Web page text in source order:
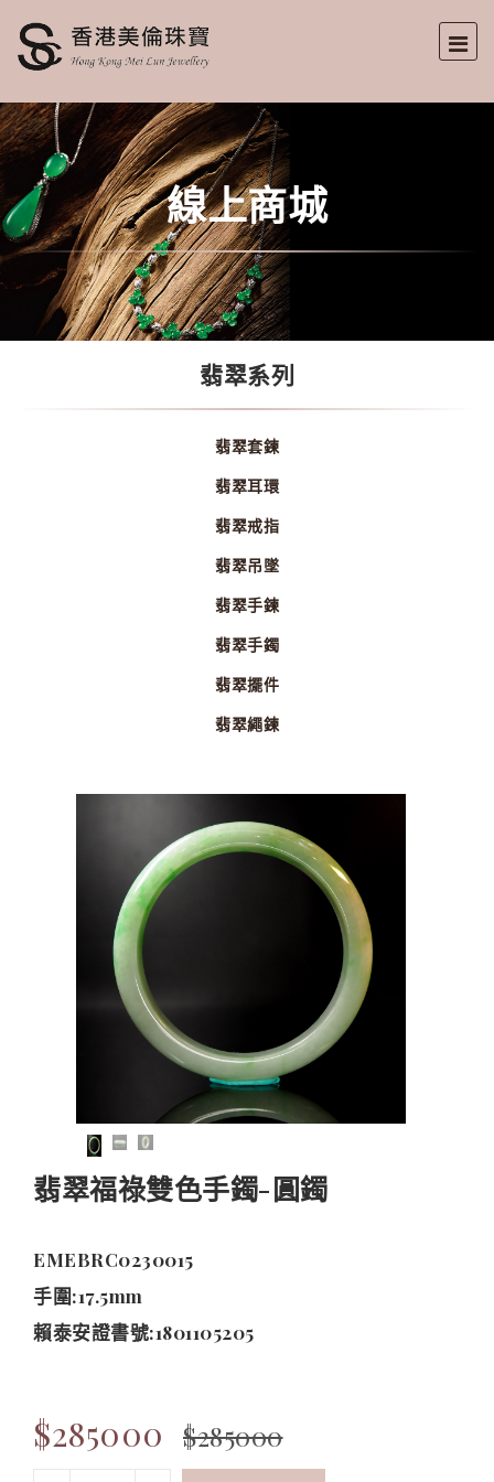
線上商城
翡翠系列
翡翠套鍊
翡翠耳環
翡翠戒指
翡翠吊墜
翡翠手鍊
翡翠手鐲
翡翠擺件
翡翠繩鍊
翡翠福祿雙色手鐲-圓鐲
EMEBRC0230015
手圍:17.5mm
賴泰安證書號:1801105205
$285000 $285000